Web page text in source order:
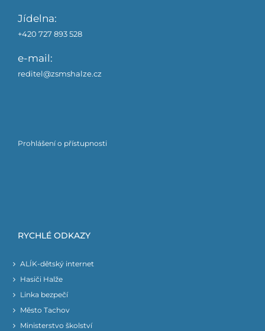
Jídelna:
+420 727 893 528
e-mail:
reditel@zsmshalze.cz
Prohlášení o přístupnosti
RYCHLÉ ODKAZY
ALÍK-dětský internet
Hasiči Halže
Linka bezpečí
Město Tachov
Ministerstvo školství